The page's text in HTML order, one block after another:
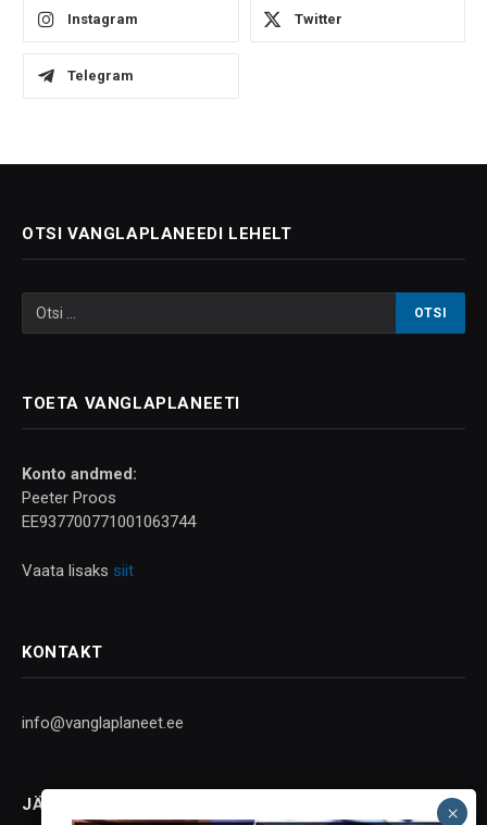
Instagram Twitter
Telegram
OTSI VANGLAPLANEEDI LEHELT
TOETA VANGLAPLANEETI
Konto andmed:
Peeter Proos
EE937700771001063744
Vaata lisaks siit
KONTAKT
info@vanglaplaneet.ee
JÄLGI SOTSIAALMEEDIAS